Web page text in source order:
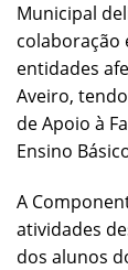
Municipal
colaboração
entidades
Aveiro,
de Apoio à
Ensino
A
atividades
dos alunos